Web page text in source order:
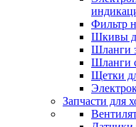
Фильтр
Шкивы
Шланги
Шланги
Щетки
Запчасти для